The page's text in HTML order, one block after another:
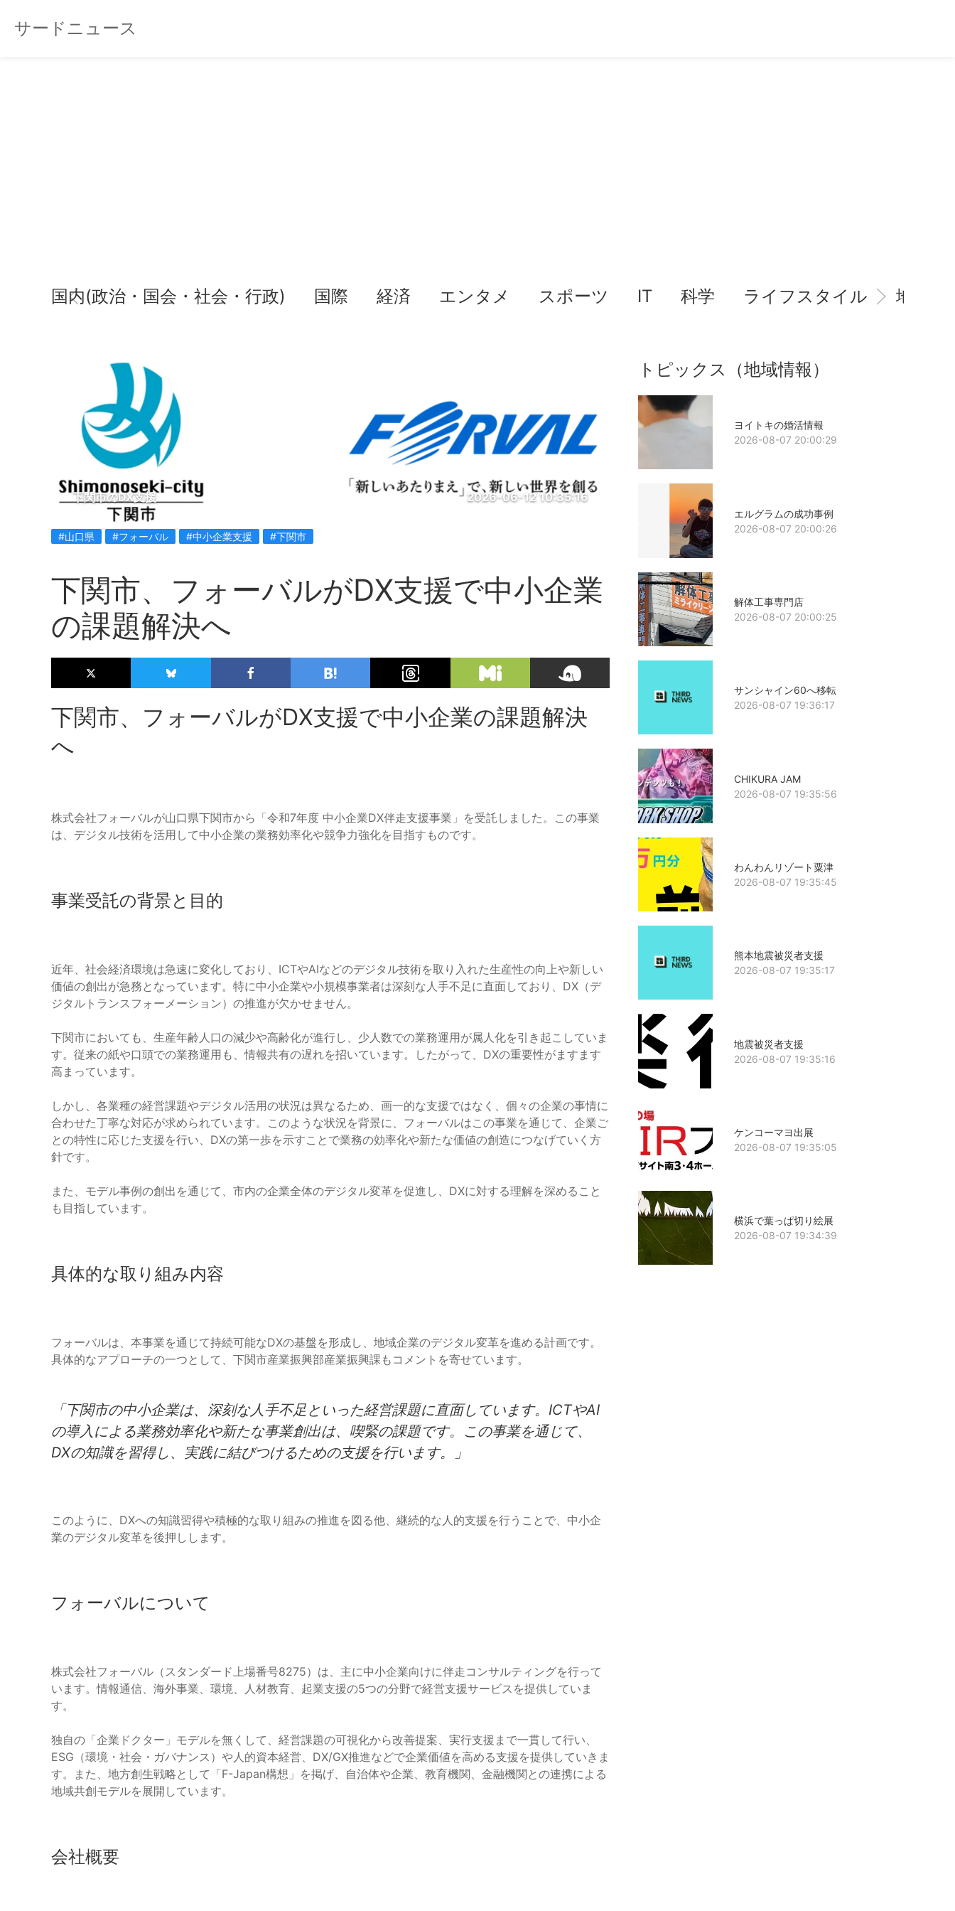
サードニュース
国内(政治・国会・社会・行政) 国際 経済 エンタメ スポーツ IT 科学 ライフスタイル 地域情
下関市のDX支援 2026-06-12 10:35:16
#山口県 #フォーバル #中小企業支援 #下関市
下関市、フォーバルがDX支援で中小企業
の課題解決へ
下関市、フォーバルがDX支援で中小企業の課題解決
へ
株式会社フォーバルが山口県下関市から「令和7年度 中小企業DX伴走支援事業」を受託しました。この事業
は、デジタル技術を活用して中小企業の業務効率化や競争力強化を目指すものです。
事業受託の背景と目的
近年、社会経済環境は急速に変化しており、ICTやAIなどのデジタル技術を取り入れた生産性の向上や新しい
価値の創出が急務となっています。特に中小企業や小規模事業者は深刻な人手不足に直面しており、DX（デ
ジタルトランスフォーメーション）の推進が欠かせません。
下関市においても、生産年齢人口の減少や高齢化が進行し、少人数での業務運用が属人化を引き起こしていま
す。従来の紙や口頭での業務運用も、情報共有の遅れを招いています。したがって、DXの重要性がますます
高まっています。
しかし、各業種の経営課題やデジタル活用の状況は異なるため、画一的な支援ではなく、個々の企業の事情に
合わせた丁寧な対応が求められています。このような状況を背景に、フォーバルはこの事業を通じて、企業ご
との特性に応じた支援を行い、DXの第一歩を示すことで業務の効率化や新たな価値の創造につなげていく方
針です。
また、モデル事例の創出を通じて、市内の企業全体のデジタル変革を促進し、DXに対する理解を深めること
も目指しています。
具体的な取り組み内容
フォーバルは、本事業を通じて持続可能なDXの基盤を形成し、地域企業のデジタル変革を進める計画です。
具体的なアプローチの一つとして、下関市産業振興部産業振興課もコメントを寄せています。
「下関市の中小企業は、深刻な人手不足といった経営課題に直面しています。ICTやAI
の導入による業務効率化や新たな事業創出は、喫緊の課題です。この事業を通じて、
DXの知識を習得し、実践に結びつけるための支援を行います。」
このように、DXへの知識習得や積極的な取り組みの推進を図る他、継続的な人的支援を行うことで、中小企
業のデジタル変革を後押しします。
フォーバルについて
株式会社フォーバル（スタンダード上場番号8275）は、主に中小企業向けに伴走コンサルティングを行って
います。情報通信、海外事業、環境、人材教育、起業支援の5つの分野で経営支援サービスを提供していま
す。
独自の「企業ドクター」モデルを無くして、経営課題の可視化から改善提案、実行支援まで一貫して行い、
ESG（環境・社会・ガバナンス）や人的資本経営、DX/GX推進などで企業価値を高める支援を提供していきま
す。また、地方創生戦略として「F-Japan構想」を掲げ、自治体や企業、教育機関、金融機関との連携による
地域共創モデルを展開しています。
会社概要
トピックス（地域情報）
ヨイトキの婚活情報
2026-08-07 20:00:29
エルグラムの成功事例
2026-08-07 20:00:26
解体工事専門店
2026-08-07 20:00:25
サンシャイン60へ移転
2026-08-07 19:36:17
CHIKURA JAM
2026-08-07 19:35:56
わんわんリゾート粟津
2026-08-07 19:35:45
熊本地震被災者支援
2026-08-07 19:35:17
地震被災者支援
2026-08-07 19:35:16
ケンコーマヨ出展
2026-08-07 19:35:05
横浜で葉っぱ切り絵展
2026-08-07 19:34:39